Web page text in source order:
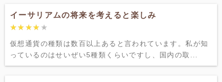
イーサリアムの将来を考えると楽しみ
★★★★★
★★★★★
仮想通貨の種類は数百以上あると言われています。私が知
っているのはせいぜい5種類くらいですし、国内の取...